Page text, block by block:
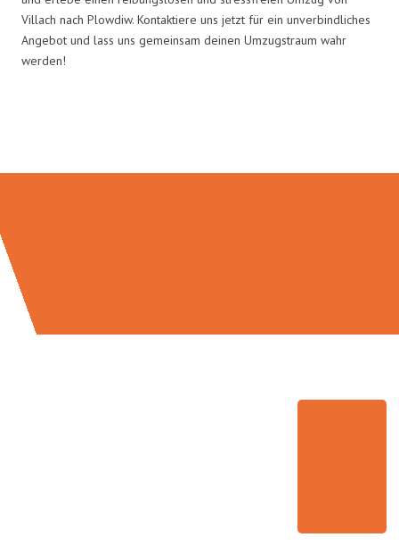
Villach nach Plowdiw. Kontaktiere uns jetzt für ein unverbindliches
Angebot und lass uns gemeinsam deinen Umzugstraum wahr
werden!